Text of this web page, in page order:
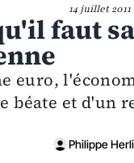
14 juillet 2011
faut
euro,
béate et d'un
Philippe